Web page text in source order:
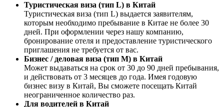
Туристическая виза (тип L) в Китай
Туристическая виза (тип L) выдается заявителям,
которым необходимо пребывание в Китае не более 30
дней. При оформлении через нашу компанию,
бронирование отеля и предоставление туристического
приглашения не требуется от вас.
Бизнес / деловая виза (тип М) в Китай
Может выдаваться на срок от 30 до 90 дней пребывания,
и действовать от 3 месяцев до года. Имея годовую
бизнес визу в Китай, Вы сможете посещать Китай
неограниченное количество раз.
Для водителей в Китай